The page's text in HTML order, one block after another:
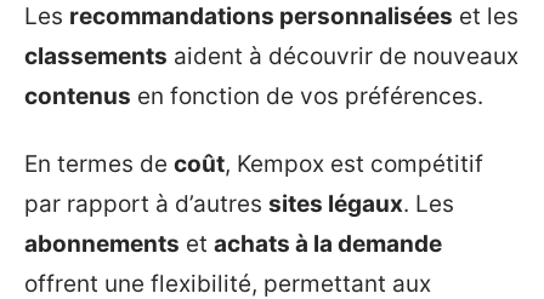
Les recommandations personnalisées et les
classements aident à découvrir de nouveaux
contenus en fonction de vos préférences.
En termes de coût, Kempox est compétitif
par rapport à d’autres sites légaux. Les
abonnements et achats à la demande
offrent une flexibilité, permettant aux